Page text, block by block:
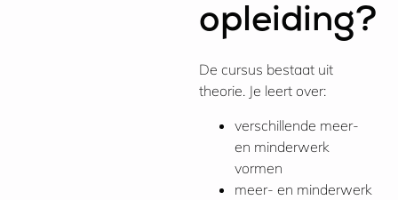
opleiding?
De cursus bestaat uit
theorie. Je leert over:
verschillende meer-
en minderwerk
vormen
meer- en minderwerk